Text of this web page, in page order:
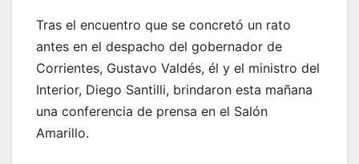
Tras el encuentro que se concretó un rato
antes en el despacho del gobernador de
Corrientes, Gustavo Valdés, él y el ministro del
Interior, Diego Santilli, brindaron esta mañana
una conferencia de prensa en el Salón
Amarillo.